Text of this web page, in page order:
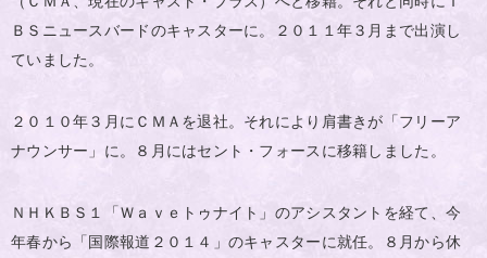
ＢＳニュースバードのキャスターに。２０１１年３月まで出演し
ていました。
２０１０年３月にＣＭＡを退社。それにより肩書きが「フリーア
ナウンサー」に。８月にはセント・フォースに移籍しました。
ＮＨＫＢＳ１「Ｗａｖｅトゥナイト」のアシスタントを経て、今
年春から「国際報道２０１４」のキャスターに就任。８月から休